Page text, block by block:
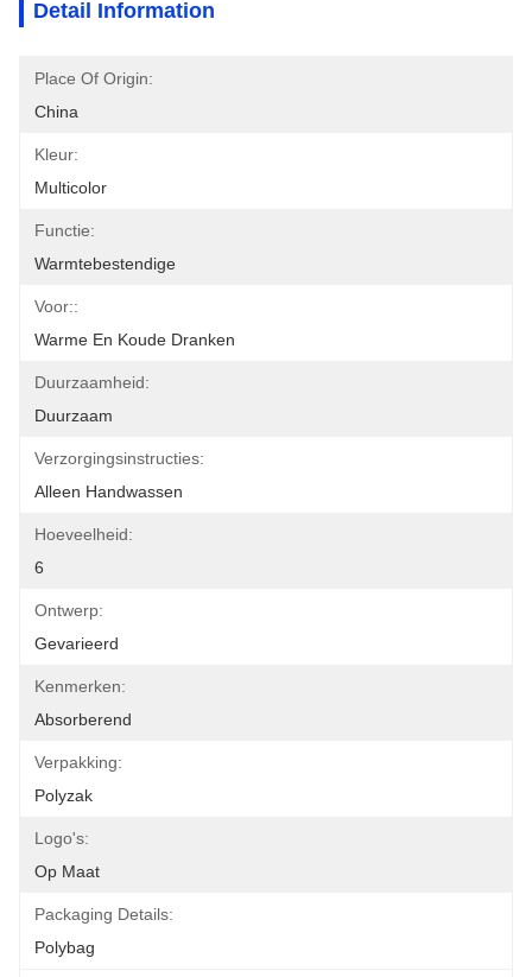
Detail Information
Place Of Origin:
China
Kleur:
Multicolor
Functie:
Warmtebestendige
Voor::
Warme En Koude Dranken
Duurzaamheid:
Duurzaam
Verzorgingsinstructies:
Alleen Handwassen
Hoeveelheid:
6
Ontwerp:
Gevarieerd
Kenmerken:
Absorberend
Verpakking:
Polyzak
Logo's:
Op Maat
Packaging Details:
Polybag